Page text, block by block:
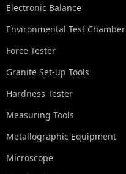
Electronic Balance
Environmental Test Chamber
Force Tester
Granite Set-up Tools
Hardness Tester
Measuring Tools
Metallographic Equipment
Microscope